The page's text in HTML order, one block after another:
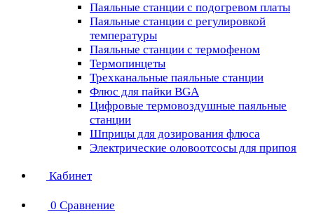
Паяльные станции с подогревом платы
Паяльные станции с регулировкой
температуры
Паяльные станции с термофеном
Термопинцеты
Трехканальные паяльные станции
Флюс для пайки BGA
Цифровые термовоздушные паяльные
станции
Шприцы для дозирования флюса
Электрические оловоотсосы для припоя
Кабинет
0 Сравнение